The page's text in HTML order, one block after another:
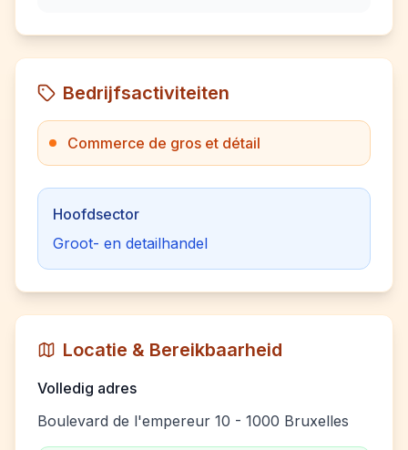
Bedrijfsactiviteiten
Commerce de gros et détail
Hoofdsector
Groot- en detailhandel
Locatie & Bereikbaarheid
Volledig adres
Boulevard de l'empereur 10 - 1000 Bruxelles